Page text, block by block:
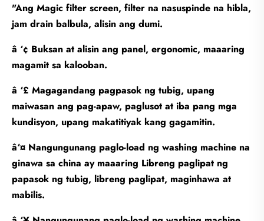
"Ang Magic filter screen, filter na nasuspinde na hibla,
jam drain balbula, alisin ang dumi.
â ‘¢ Buksan at alisin ang panel, ergonomic, maaaring
magamit sa kalooban.
â ‘£ Magagandang pagpasok ng tubig, upang
maiwasan ang pag-apaw, paglusot at iba pang mga
kundisyon, upang makatitiyak kang gagamitin.
â‘¤ Nangungunang paglo-load ng washing machine na
ginawa sa china ay maaaring Libreng paglipat ng
papasok ng tubig, libreng paglipat, maginhawa at
mabilis.